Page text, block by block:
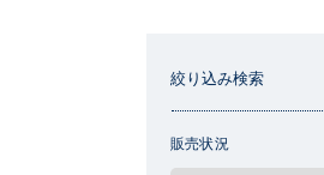
絞り込み検索
販売状況